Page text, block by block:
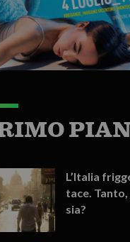
L’Italia
tace.
sia?